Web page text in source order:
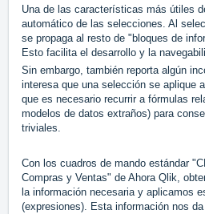
Una de las características más útiles
automático de las selecciones. Al
se propaga al resto de "bloques de
Esto facilita el desarrollo y la
Sin embargo, también reporta algún
interesa que una selección se aplique
que es necesario recurrir a fórmulas
modelos de datos extraños) para
triviales.
Con los cuadros de mando estándar
Compras y Ventas" de Ahora Qlik,
la información necesaria y aplicamos
(expresiones). Esta información nos